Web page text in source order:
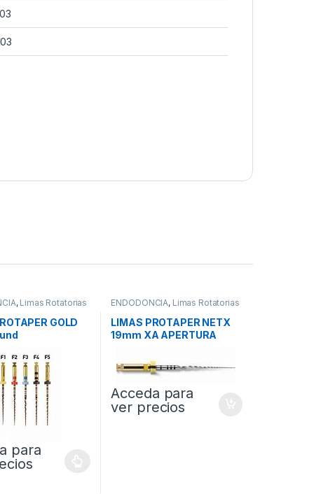
, Limas Rotatorias
GOLD
para
ENDODONCIA, Limas Rotatorias
LIMAS PROTAPER NETX
19mm XA APERTURA
Acceda para
ver precios